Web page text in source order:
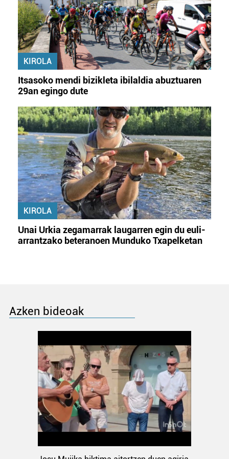
buruzko informazio gehiago eta ezarri zure lehentasunak
datuen atalean. Edozein unetan alda edo ken dezakezu
zure baimena Cookieen adierazpenean.
Webgune honek cookie propioak eta hirugarrenen cookie-
fitxategiak erabiltzen ditu. Zure esperientzia eta
zerbitzuak hobetzeko asmoz, cookie teknologiaz
baliatzen gara. Ohar hau onartuz gero, teknologia hori
erabiltzeko baimen esplizitua ematen diguzu.Gehiago
irakurri
KIROLA
Itsasoko mendi bizikleta ibilaldia abuztuaren
29an egingo dute
KIROLA
Unai Urkia zegamarrak laugarren egin du euli-
arrantzako beteranoen Munduko Txapelketan
Azken bideoak